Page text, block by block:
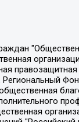
Мурадов Мурад Абдулгалимович, Осетинская Елизавета Николаевна, Понасенков Евгений Николаевич, Ганапольский Матвей Юрьевич, Киселев Евгений Алексеевич, Борухович Ирина Григорьевна, Дремин Иван Тимофеевич, Дубровский Дмитрий Викторович, Красноярская региональная общественная организация поддержки и развития альтернативных образовательных технологий и межкультурных коммуникаций "ИНТЕРРА", Маяковская Екатерина Алексеевна, Фейгин Марк Захарович, Филимонов Андрей Викторович, Дзугкоева Регина Николаевна, Доброхотов Роман Александрович, Дудь Юрий Александрович, Елкин Сергей Владимирович, Кругликов Кирилл Игоревич, Сабунаева Мария Леонидовна, Семенов Алексей Владимирович, Шаинян Карен Багратович, Шульман Екатерина Михайловна, Асафьев Артур Валерьевич, Вахштайн Виктор Семенович, Венедиктов Алексей Алексеевич, Лушникова Екатерина Евгеньевна, Волков Леонид Михайлович, Невзоров Александр Глебович, Пархоменко Сергей Борисович, Сироткин Ярослав Николаевич, Кара-Мурза Владимир Владимирович, Баранова Наталья Владимировна,